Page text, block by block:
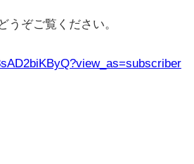
ぞご覧ください。